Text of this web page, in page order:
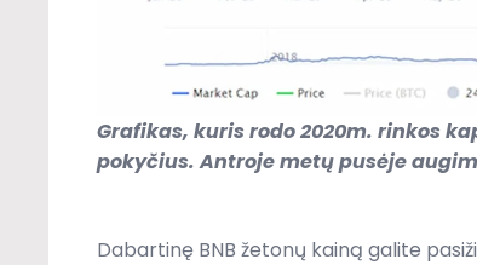
Grafikas, kuris rodo 2020m. rinkos
pokyčius. Antroje metų pusėje
Dabartinę BNB žetonų kainą galite